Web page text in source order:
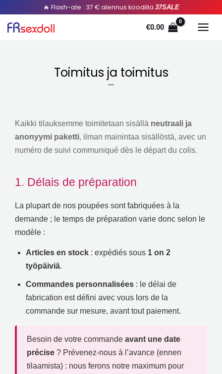
🔥 Flash-ale : 37 € alennus koodilla 37SALE
€0.00
Toimitus ja toimitus
Kaikki tilauksemme toimitetaan sisällä neutraali ja
anonyymi paketti, ilman mainintaa sisällöstä, avec un
numéro de suivi communiqué dès le départ du colis.
1. Délais de préparation
La plupart de nos poupées sont fabriquées à la
demande ; le temps de préparation varie donc selon le
modèle :
Articles en stock : expédiés sous 1 on 2
työpäiviä.
Commandes personnalisées : le délai de
fabrication est défini avec vous lors de la
commande sur mesure, avant tout paiement.
Besoin de votre commande avant une date
précise ? Prévenez-nous à l’avance (ennen
tilaamista) : nous ferons notre maximum pour